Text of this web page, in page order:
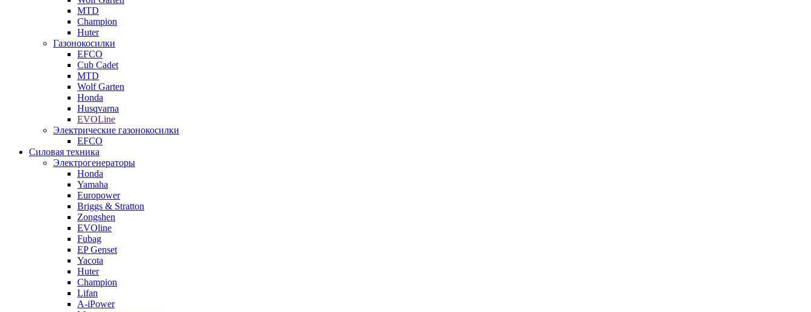
MTD
Champion
Huter
Газонокосилки
EFCO
Cub Cadet
MTD
Wolf Garten
Honda
Husqvarna
EVOLine
Электрические газонокосилки
EFCO
Силовая техника
Электрогенераторы
Honda
Yamaha
Europower
Briggs & Stratton
Zongshen
EVOline
Fubag
EP Genset
Yacota
Huter
Champion
Lifan
A-iPower